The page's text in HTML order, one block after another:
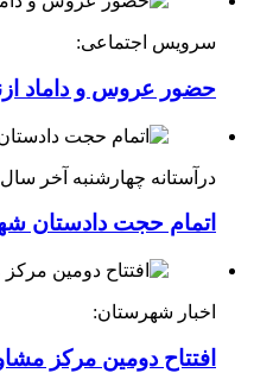
سرویس اجتماعی:
حضور عروس و داماد
درآستانه چهارشنبه آخر سال
اتمام حجت دادستان
اخبار شهرستان:
افتتاح دومین مرکز